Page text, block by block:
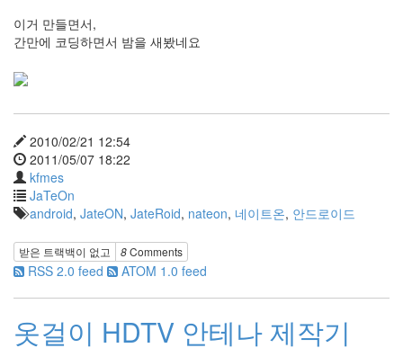
이거 만들면서,
간만에 코딩하면서 밤을 새봤네요
2010/02/21 12:54
2011/05/07 18:22
kfmes
JaTeOn
android, JateON, JateRoid, nateon, 네이트온, 안드로이드
받은 트랙백이 없고 8Comments
RSS 2.0 feed ATOM 1.0 feed
옷걸이 HDTV 안테나 제작기